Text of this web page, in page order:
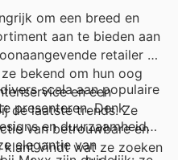
om een breed en
aan te bieden aan
retailer op
bekend om hun oog
en een
de laatste trends. Ze
van betrouwbare en
vindt wat ze zoeken
scala aan populaire
presenteren. Denk
en duurzaamheid
elegantie van